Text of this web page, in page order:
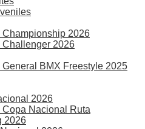
2026
2026
BMX Freestyle 2025
2026
Copa Nacional Ruta
2026